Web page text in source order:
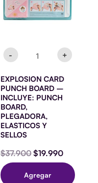
-
PUNCH
BOARD,
SELLOS
cantidad
+
EXPLOSION CARD
PUNCH BOARD –
INCLUYE: PUNCH
BOARD,
PLEGADORA,
ELASTICOS Y
SELLOS
$37.900 $19.990
Agregar